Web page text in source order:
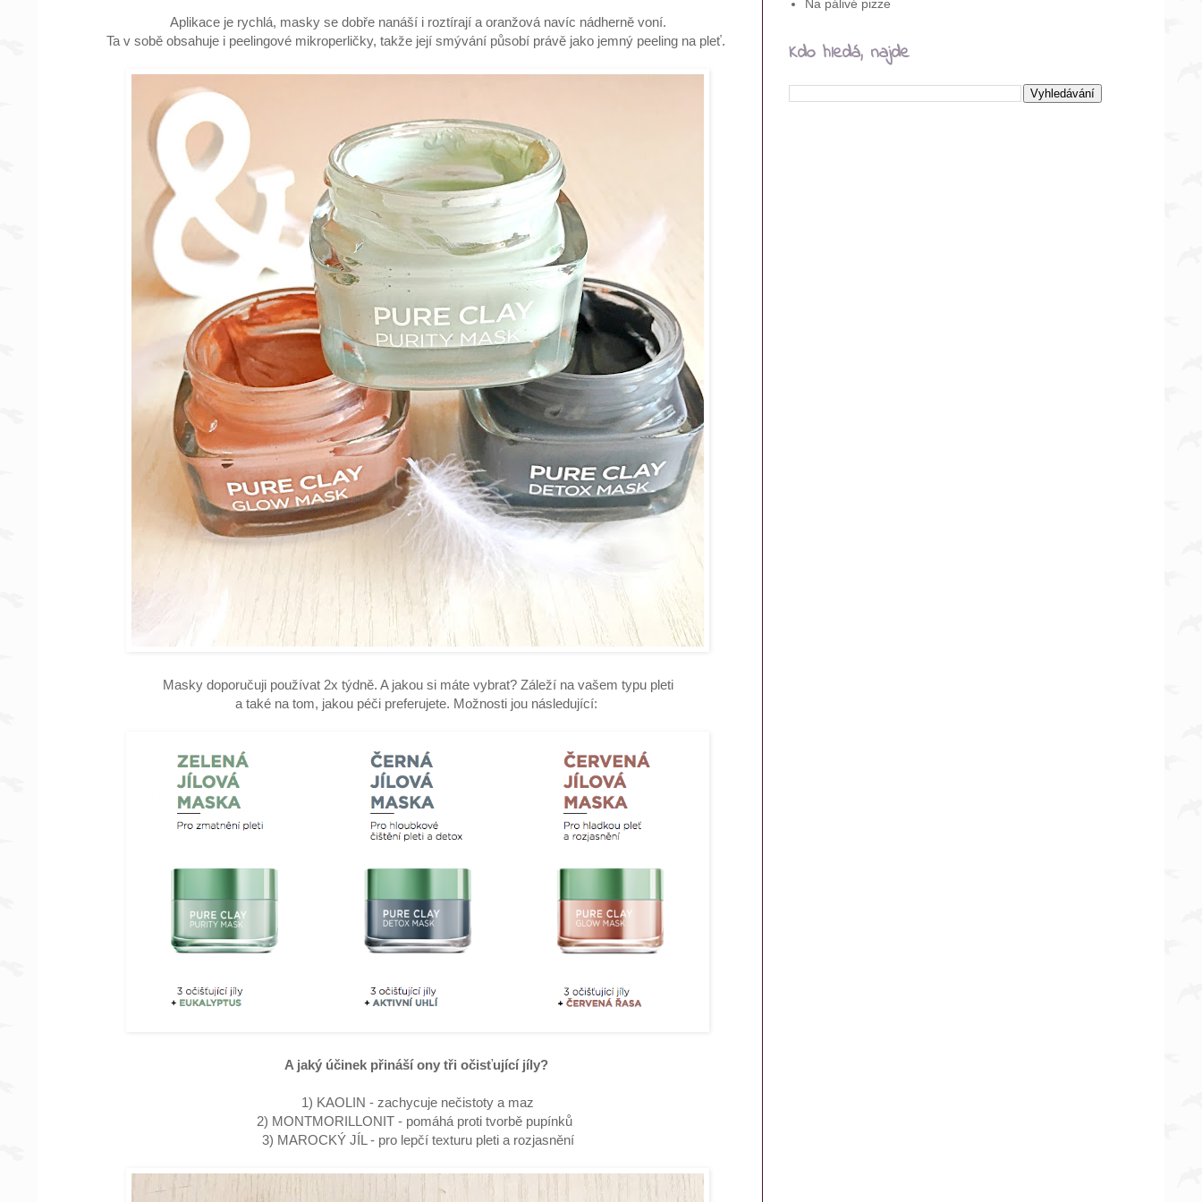
Aplikace je rychlá, masky se dobře nanáší i roztírají a oranžová navíc nádherně voní.
Ta v sobě obsahuje i peelingové mikroperličky, takže její smývání působí právě jako jemný peeling na pleť.
Masky doporučuji používat 2x týdně. A jakou si máte vybrat? Záleží na vašem typu pleti
a také na tom, jakou péči preferujete. Možnosti jou následující:
A jaký účinek přináší ony tři očisťující jíly?
1) KAOLIN - zachycuje nečistoty a maz
2) MONTMORILLONIT - pomáhá proti tvorbě pupínků
3) MAROCKÝ JÍL - pro lepčí texturu pleti a rozjasnění
Na pálivé pizze
Kdo hledá, najde